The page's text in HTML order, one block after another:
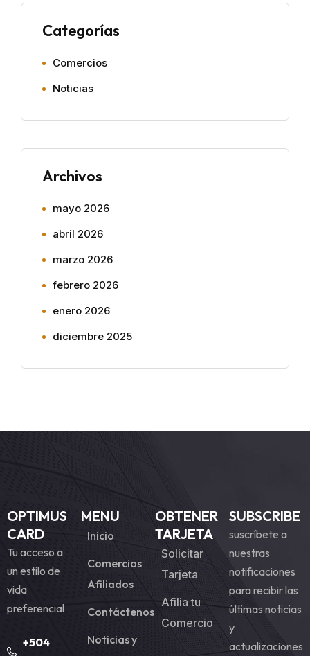
Categorías
Comercios
Noticias
Archivos
mayo 2026
abril 2026
marzo 2026
febrero 2026
enero 2026
diciembre 2025
OPTIMUS
CARD
Tu acceso a
un estilo de
vida
preferencial
+504
MENU
Inicio
Comercios
Afiliados
Contáctenos
Noticias y
OBTENER
TARJETA
Solicitar
Tarjeta
Afilia tu
Comercio
SUBSCRIBE
suscríbete a
nuestras
notificaciones
para recibir las
últimas noticias
y
actualizaciones